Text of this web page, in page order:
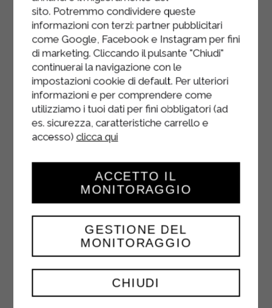
Étalez la pâte brisée dans un moule à
tarte bien beurré et piquez-la de
partout pour qu'elle ne gonfle pas à
la cuisson.
Déposez la garniture sur le fond de
pâte brisée et lissez la surface.
Faites cuire la tarte à la ricotta et aux
180° pendant 40 minutes.
sito. Potremmo condividere queste
informazioni con terzi: partner pubblicitari
come Google, Facebook e Instagram per fini
di marketing. Cliccando il pulsante "Chiudi"
continuerai la navigazione con le
impostazioni cookie di default. Per ulteriori
informazioni e per comprendere come
utilizziamo i tuoi dati per fini obbligatori (ad
es. sicurezza, caratteristiche carrello e
accesso) clicca qui
CHIUDI
GESTIONE DEL
MONITORAGGIO
ACCETTO IL
MONITORAGGIO